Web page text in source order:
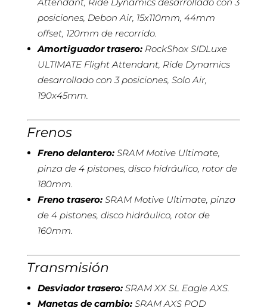
posiciones, Debon Air, 15x110mm, 44mm
offset, 120mm de recorrido.
Amortiguador trasero:RockShox SIDLuxe
ULTIMATE Flight Attendant, Ride Dynamics
desarrollado con 3 posiciones, Solo Air,
190x45mm.
Frenos
Freno delantero:SRAM Motive Ultimate,
pinza de 4 pistones, disco hidráulico, rotor de
180mm.
Freno trasero:SRAM Motive Ultimate, pinza
de 4 pistones, disco hidráulico, rotor de
160mm.
Transmisión
Desviador trasero:SRAM XX SL Eagle AXS.
Manetas de cambio:SRAM AXS POD